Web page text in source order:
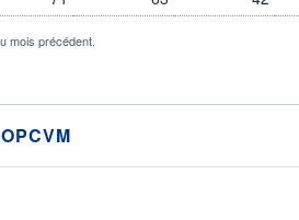
mois précédent.